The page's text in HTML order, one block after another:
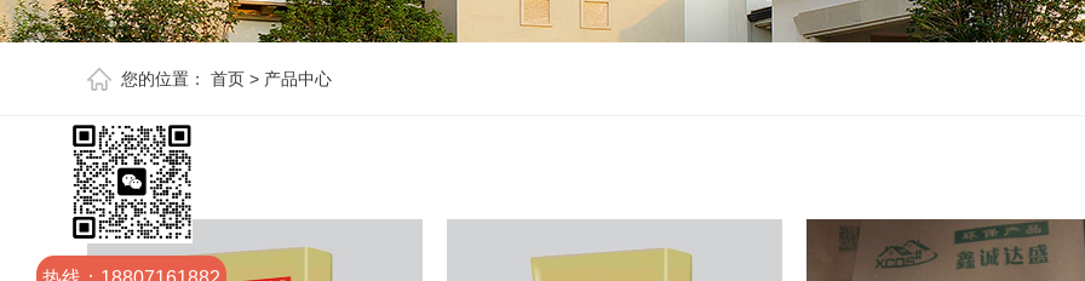
您的位置： 首页 > 产品中心